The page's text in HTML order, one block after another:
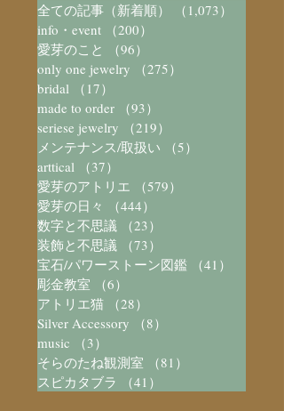
全ての記事（新着順） （1,073）
info・event
（200）
愛芽のこと
（96）
only one jewelry
（275）
bridal
（17）
made to order
（93）
seriese jewelry
（219）
メンテナンス/取扱い
（5）
arttical
（37）
愛芽のアトリエ
（579）
愛芽の日々
（444）
数字と不思議
（23）
装飾と不思議
（73）
宝石/パワーストーン図鑑
（41）
彫金教室
（6）
アトリエ猫
（28）
Silver Accessory
（8）
music
（3）
そらのたね観測室
（81）
スピカタブラ
（41）